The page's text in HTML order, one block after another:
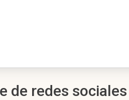
de redes sociales